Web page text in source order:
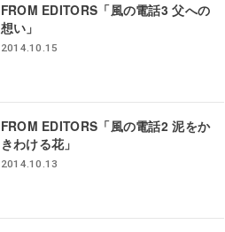
FROM EDITORS「風の電話3 父への
想い」
2014.10.15
FROM EDITORS「風の電話2 泥をか
きわける花」
2014.10.13